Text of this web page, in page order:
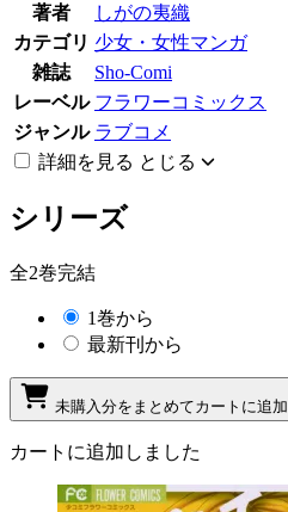
著者
しがの夷織
カテゴリ 少女・女性マンガ
雑誌
Sho-Comi
レーベル フラワーコミックス
ジャンル ラブコメ
詳細を見る とじる
シリーズ
全2巻完結
1巻から
最新刊から
未購入分をまとめてカートに追加
カートに追加しました